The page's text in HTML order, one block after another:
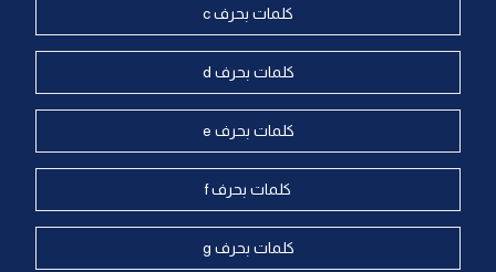
كلمات بحرف c
كلمات بحرف d
كلمات بحرف e
كلمات بحرف f
كلمات بحرف g